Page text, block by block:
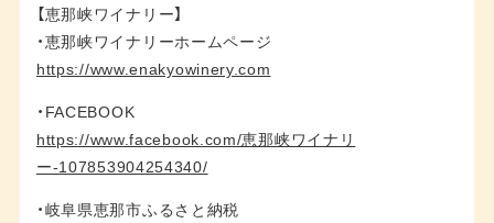
【恵那峡ワイナリー】
・恵那峡ワイナリーホームページ
https://www.enakyowinery.com
・FACEBOOK
https://www.facebook.com/恵那峡ワイナリ
ー-107853904254340/
・岐阜県恵那市ふるさと納税